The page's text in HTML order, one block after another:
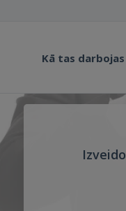
Kā tas darbojas